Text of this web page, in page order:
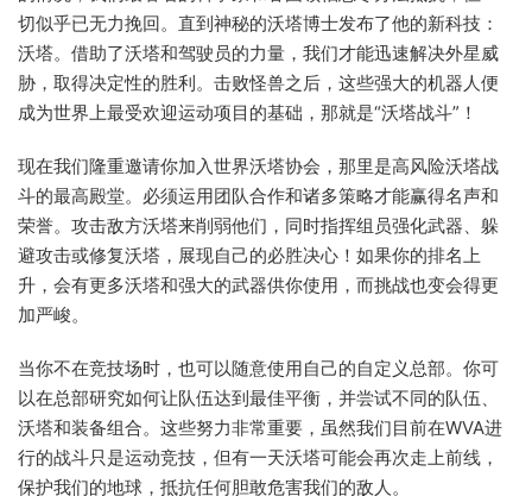
切似乎已无力挽回。直到神秘的沃塔博士发布了他的新科技：
沃塔。借助了沃塔和驾驶员的力量，我们才能迅速解决外星威
胁，取得决定性的胜利。击败怪兽之后，这些强大的机器人便
成为世界上最受欢迎运动项目的基础，那就是“沃塔战斗”！
现在我们隆重邀请你加入世界沃塔协会，那里是高风险沃塔战
斗的最高殿堂。必须运用团队合作和诸多策略才能赢得名声和
荣誉。攻击敌方沃塔来削弱他们，同时指挥组员强化武器、躲
避攻击或修复沃塔，展现自己的必胜决心！如果你的排名上
升，会有更多沃塔和强大的武器供你使用，而挑战也变会得更
加严峻。
当你不在竞技场时，也可以随意使用自己的自定义总部。你可
以在总部研究如何让队伍达到最佳平衡，并尝试不同的队伍、
沃塔和装备组合。这些努力非常重要，虽然我们目前在WVA进
行的战斗只是运动竞技，但有一天沃塔可能会再次走上前线，
保护我们的地球，抵抗任何胆敢危害我们的敌人。